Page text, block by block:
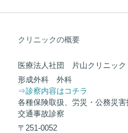
クリニックの概要
医療法人社団 片山クリニック
形成外科 外科
⇒診察内容はコチラ
各種保険取扱、労災・公務災
交通事故診察
〒251-0052